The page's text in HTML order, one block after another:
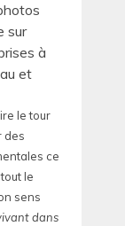
sur
à
et
le tour
des
ce
le
sens
dans